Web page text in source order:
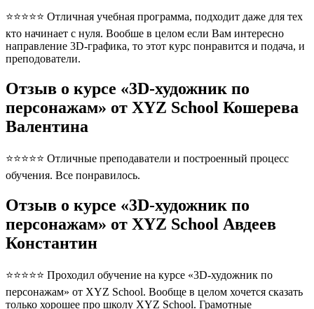
⭐⭐⭐⭐⭐ Отличная учебная программа, подходит даже для тех
кто начинает с нуля. Вообше в целом если Вам интересно
направление 3D-графика, то этот курс понравится и подача, и
преподователи.
Отзыв о курсе «3D-художник по
персонажам» от XYZ School Кошерева
Валентина
⭐⭐⭐⭐⭐ Отличные преподаватели и построенный процесс
обучения. Все понравилось.
Отзыв о курсе «3D-художник по
персонажам» от XYZ School Авдеев
Константин
⭐⭐⭐⭐⭐ Проходил обучение на курсе «3D-художник по
персонажам» от XYZ School. Вообще в целом хочется сказать
только хорошее про школу XYZ School. Грамотные